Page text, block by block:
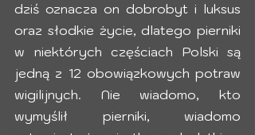
dziś oznacza on dobrobyt i luksus
oraz słodkie życie, dlatego pierniki
w niektórych częściach Polski są
jedną z 12 obowiązkowych potraw
wigilijnych. Nie wiadomo, kto
wymyślił pierniki, wiadomo